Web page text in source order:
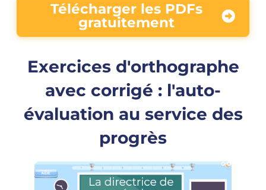
Télécharger les PDFs
gratuitement
Exercices d'orthographe
avec corrigé : l'auto-
évaluation au service des
progrès